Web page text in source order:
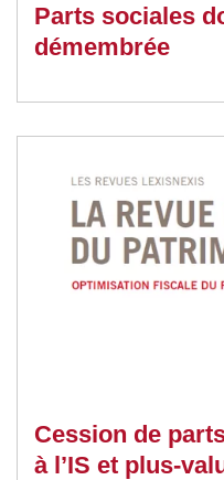
Parts sociales
démembrée
Cession de
à l’IS et plus-